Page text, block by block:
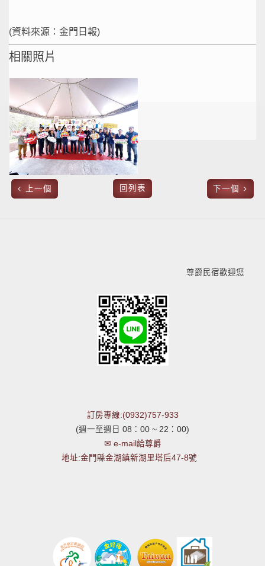
(資料來源：金門日報)
相關照片
上一個 回列表 下一個
尊爵民宿歡迎您
訂房專線:(0932)757-933
(週一至週日 08：00 ~ 22：00)
✉ e-mail給尊爵
地址:金門縣金湖鎮新湖里塔后47-8號